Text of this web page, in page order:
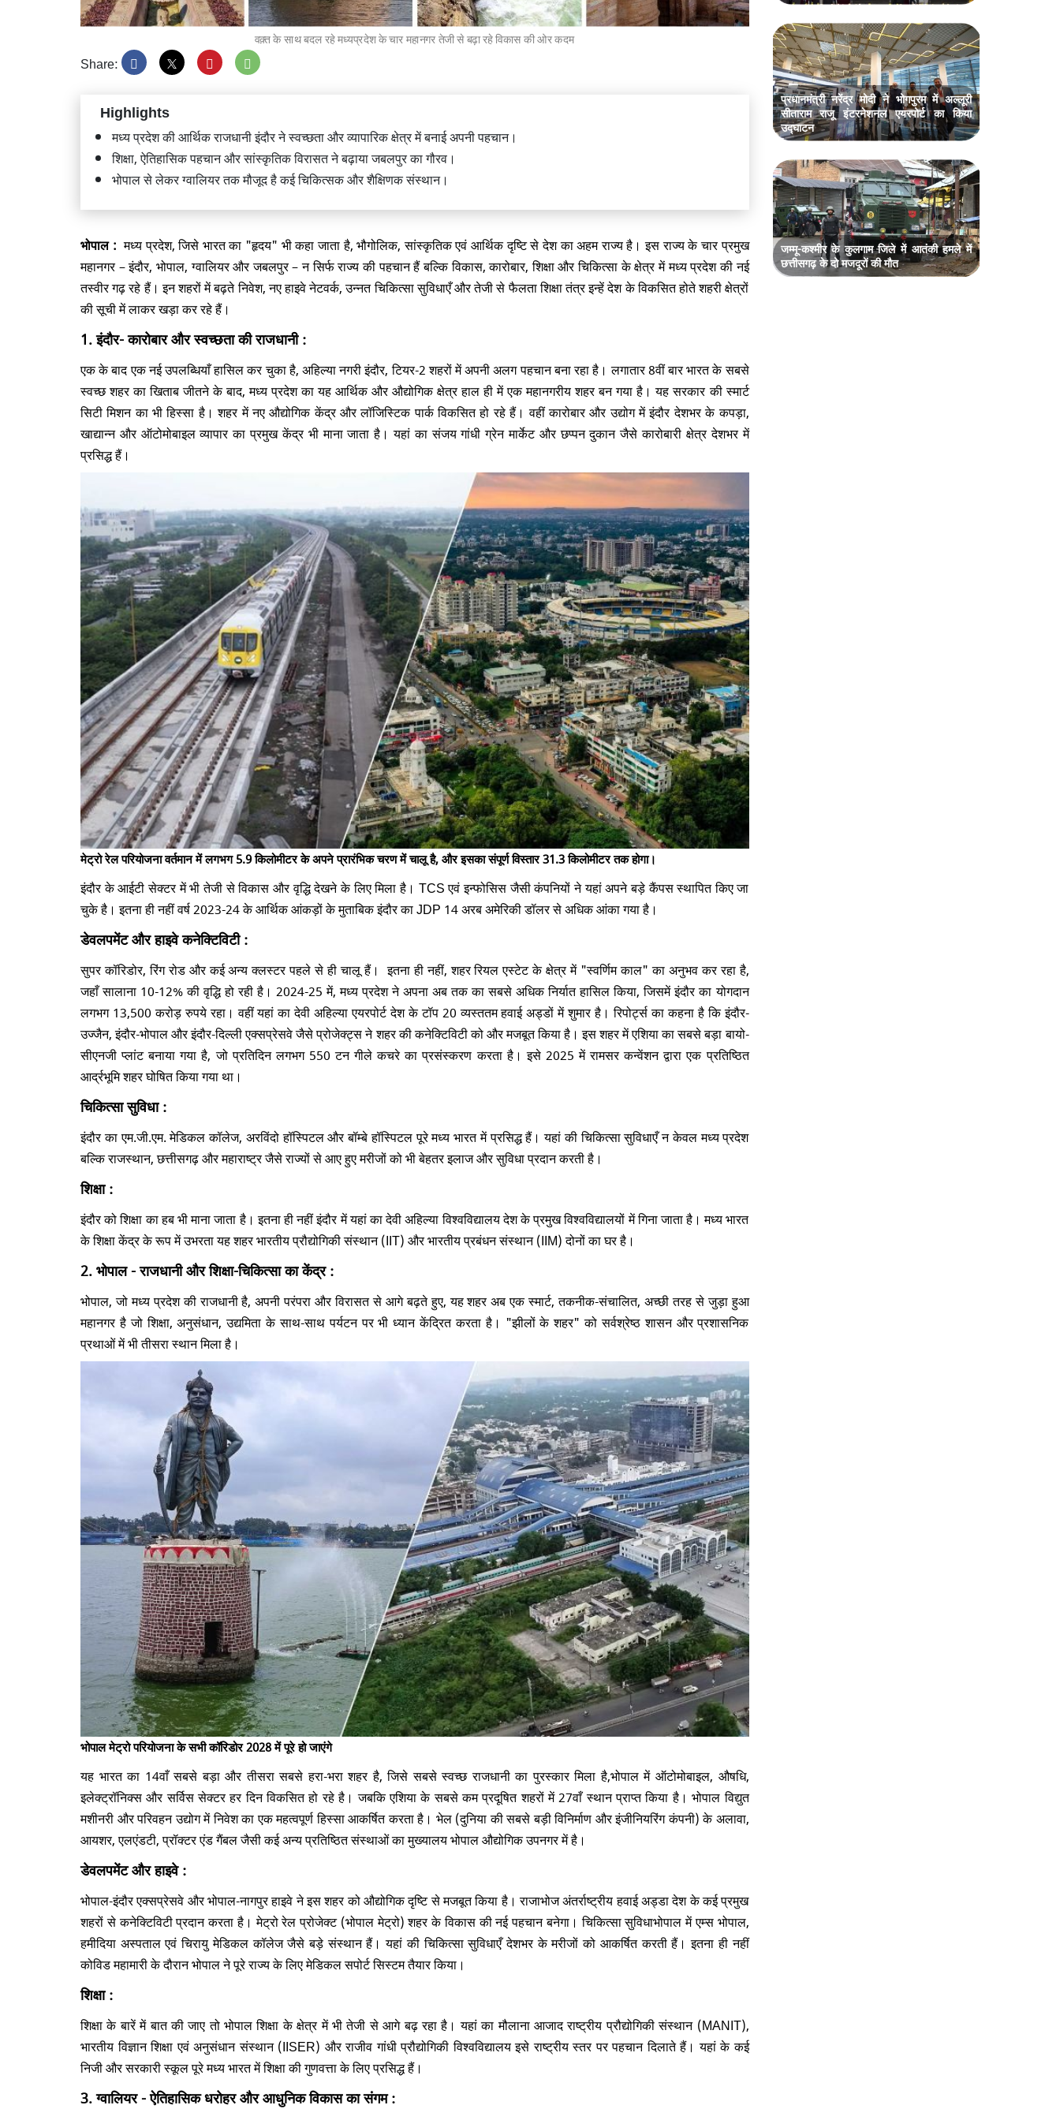
वक़्त के साथ बदल रहे मध्यप्रदेश के चार महानगर तेजी से बढ़ा रहे विकास की ओर कदम
Share:
Highlights
मध्य प्रदेश की आर्थिक राजधानी इंदौर ने स्वच्छता और व्यापारिक क्षेत्र में बनाई अपनी पहचान।
शिक्षा, ऐतिहासिक पहचान और सांस्कृतिक विरासत ने बढ़ाया जबलपुर का गौरव।
भोपाल से लेकर ग्वालियर तक मौजूद है कई चिकित्सक और शैक्षिणक संस्थान।
भोपाल : मध्य प्रदेश, जिसे भारत का "हृदय" भी कहा जाता है, भौगोलिक, सांस्कृतिक एवं आर्थिक दृष्टि से देश का अहम राज्य है। इस राज्य के चार प्रमुख
महानगर – इंदौर, भोपाल, ग्वालियर और जबलपुर – न सिर्फ राज्य की पहचान हैं बल्कि विकास, कारोबार, शिक्षा और चिकित्सा के क्षेत्र में मध्य प्रदेश की नई
तस्वीर गढ़ रहे हैं। इन शहरों में बढ़ते निवेश, नए हाइवे नेटवर्क, उन्नत चिकित्सा सुविधाएँ और तेजी से फैलता शिक्षा तंत्र इन्हें देश के विकसित होते शहरी क्षेत्रों
की सूची में लाकर खड़ा कर रहे हैं।
1. इंदौर- कारोबार और स्वच्छता की राजधानी :
एक के बाद एक नई उपलब्धियाँ हासिल कर चुका है,अहिल्या नगरी इंदौर, टियर-2 शहरों में अपनी अलग पहचान बना रहा है। लगातार 8वीं बार भारत के सबसे
स्वच्छ शहर का खिताब जीतने के बाद, मध्य प्रदेश का यह आर्थिक और औद्योगिक क्षेत्र हाल ही में एक महानगरीय शहर बन गया है। यह सरकार की स्मार्ट
सिटी मिशन का भी हिस्सा है। शहर में नए औद्योगिक केंद्र और लॉजिस्टिक पार्क विकसित हो रहे हैं। ​वहीं कारोबार और उद्योग में इंदौर देशभर के कपड़ा,
खाद्यान्न और ऑटोमोबाइल व्यापार का प्रमुख केंद्र भी माना जाता है। यहां का संजय गांधी ग्रेन मार्केट और छप्पन दुकान जैसे कारोबारी क्षेत्र देशभर में
प्रसिद्ध हैं।
मेट्रो रेल परियोजना वर्तमान में लगभग 5.9 किलोमीटर के अपने प्रारंभिक चरण में चालू है, और इसका संपूर्ण विस्तार 31.3 किलोमीटर तक होगा।
इंदौर के आईटी सेक्टर में भी तेजी से विकास और वृद्धि देखने के लिए मिला है। TCS एवं इन्फोसिस जैसी कंपनियों ने यहां अपने बड़े कैंपस स्थापित किए जा
चुके है। इतना ही नहीं वर्ष 2023-24 के आर्थिक आंकड़ों के मुताबिक इंदौर का JDP 14 अरब अमेरिकी डॉलर से अधिक आंका गया है।
डेवलपमेंट और हाइवे कनेक्टिविटी :
सुपर कॉरिडोर, रिंग रोड और कई अन्य क्लस्टर पहले से ही चालू हैं। इतना ही नहीं, शहर रियल एस्टेट के क्षेत्र में "स्वर्णिम काल" का अनुभव कर रहा है,
जहाँ सालाना 10-12% की वृद्धि हो रही है। 2024-25 में, मध्य प्रदेश ने अपना अब तक का सबसे अधिक निर्यात हासिल किया, जिसमें इंदौर का योगदान
लगभग 13,500 करोड़ रुपये रहा। वहीं यहां का देवी अहिल्या एयरपोर्ट देश के टॉप 20 व्यस्ततम हवाई अड्डों में शुमार है। रिपोर्ट्स का कहना है कि इंदौर-
उज्जैन, इंदौर-भोपाल और इंदौर-दिल्ली एक्सप्रेसवे जैसे प्रोजेक्ट्स ने शहर की कनेक्टिविटी को और मजबूत किया है। इस शहर में एशिया का सबसे बड़ा बायो-
सीएनजी प्लांट बनाया गया है, जो प्रतिदिन लगभग 550 टन गीले कचरे का प्रसंस्करण करता है। इसे 2025 में रामसर कन्वेंशन द्वारा एक प्रतिष्ठित
आर्द्रभूमि शहर घोषित किया गया था।
चिकित्सा सुविधा :
इंदौर का एम.जी.एम. मेडिकल कॉलेज, अरविंदो हॉस्पिटल और बॉम्बे हॉस्पिटल पूरे मध्य भारत में प्रसिद्ध हैं। यहां की चिकित्सा सुविधाएँ न केवल मध्य प्रदेश
बल्कि राजस्थान, छत्तीसगढ़ और महाराष्ट्र जैसे राज्यों से आए हुए मरीजों को भी बेहतर इलाज और सुविधा प्रदान करती है।
शिक्षा :
इंदौर को शिक्षा का हब भी माना जाता है। इतना ही नहीं इंदौर में यहां का देवी अहिल्या विश्वविद्यालय देश के प्रमुख विश्वविद्यालयों में गिना जाता है। मध्य भारत
के शिक्षा केंद्र के रूप में उभरता यह शहर भारतीय प्रौद्योगिकी संस्थान (IIT) और भारतीय प्रबंधन संस्थान (IIM) दोनों का घर है।
2. भोपाल - राजधानी और शिक्षा-चिकित्सा का केंद्र :
भोपाल, जो मध्य प्रदेश की राजधानी है, अपनीपरंपरा और विरासत से आगे बढ़ते हुए, यह शहर अब एक स्मार्ट, तकनीक-संचालित, अच्छी तरह से जुड़ा हुआ
महानगर है जो शिक्षा, अनुसंधान, उद्यमिता के साथ-साथ पर्यटन पर भी ध्यान केंद्रित करता है। "झीलों के शहर" को सर्वश्रेष्ठ शासन और प्रशासनिक
प्रथाओं में भी तीसरा स्थान मिला है।
भोपाल मेट्रो परियोजना के सभी कॉरिडोर 2028 में पूरे हो जाएंगे
यह भारत का 14वाँ सबसे बड़ा और तीसरा सबसे हरा-भरा शहर है, जिसे सबसे स्वच्छ राजधानी का पुरस्कार मिला है,भोपाल में ऑटोमोबाइल, औषधि,
इलेक्ट्रॉनिक्स और सर्विस सेक्टर हर दिन विकसित हो रहे है। जबकि एशिया के सबसे कम प्रदूषित शहरों में 27वाँ स्थान प्राप्त किया है। भोपाल विद्युत
मशीनरी और परिवहन उद्योग में निवेश का एक महत्वपूर्ण हिस्सा आकर्षित करता है। भेल (दुनिया की सबसे बड़ी विनिर्माण और इंजीनियरिंग कंपनी) के अलावा,
आयशर, एलएंडटी, प्रॉक्टर एंड गैंबल जैसी कई अन्य प्रतिष्ठित संस्थाओं का मुख्यालय भोपाल औद्योगिक उपनगर में है।
डेवलपमेंट और हाइवे :
भोपाल-इंदौर एक्सप्रेसवे और भोपाल-नागपुर हाइवे ने इस शहर को औद्योगिक दृष्टि से मजबूत किया है। राजाभोज अंतर्राष्ट्रीय हवाई अड्डा देश के कई प्रमुख
शहरों से कनेक्टिविटी प्रदान करता है। मेट्रो रेल प्रोजेक्ट (भोपाल मेट्रो) शहर के विकास की नई पहचान बनेगा। चिकित्सा सुविधाभोपाल में एम्स भोपाल,
हमीदिया अस्पताल एवं चिरायु मेडिकल कॉलेज जैसे बड़े संस्थान हैं। यहां की चिकित्सा सुविधाएँ देशभर के मरीजों को आकर्षित करती हैं। इतना ही नहीं
कोविड महामारी के दौरान भोपाल ने पूरे राज्य के लिए मेडिकल सपोर्ट सिस्टम तैयार किया।
शिक्षा :
शिक्षा के बारें में बात की जाए तो भोपाल शिक्षा के क्षेत्र में भी तेजी से आगे बढ़ रहा है। यहां का मौलाना आजाद राष्ट्रीय प्रौद्योगिकी संस्थान (MANIT),
भारतीय विज्ञान शिक्षा एवं अनुसंधान संस्थान (IISER) और राजीव गांधी प्रौद्योगिकी विश्वविद्यालय इसे राष्ट्रीय स्तर पर पहचान दिलाते हैं। यहां के कई
निजी और सरकारी स्कूल पूरे मध्य भारत में शिक्षा की गुणवत्ता के लिए प्रसिद्ध हैं।
3. ग्वालियर - ऐतिहासिक धरोहर और आधुनिक विकास का संगम :
उद्घाटन
जम्मू-कश्मीर के कुलगाम जिले में आतंकी हमले में
छत्तीसगढ़ के दो मजदूरों की मौत
प्रधानमंत्री नरेंद्र मोदी ने भोगपुरम में अल्लूरी
सीताराम राजू इंटरनेशनल एयरपोर्ट का किया
उद्घाटन
जम्मू-कश्मीर के कुलगाम जिले में आतंकी हमले में
छत्तीसगढ़ के दो मजदूरों की मौत